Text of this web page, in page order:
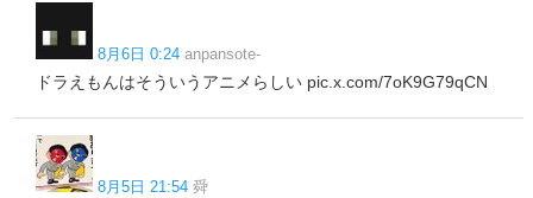
8月6日 0:24 anpansote-
ドラえもんはそういうアニメらしい pic.x.com/7oK9G79qCN
8月5日 21:54 舜